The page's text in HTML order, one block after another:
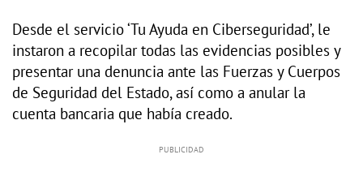
Desde el servicio ‘Tu Ayuda en Ciberseguridad’, le
instaron a recopilar todas las evidencias posibles y
presentar una denuncia ante las Fuerzas y Cuerpos
de Seguridad del Estado, así como a anular la
cuenta bancaria que había creado.